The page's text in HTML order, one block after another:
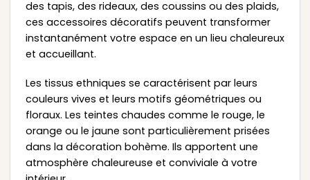
des tapis, des rideaux, des coussins ou des plaids,
ces accessoires décoratifs peuvent transformer
instantanément votre espace en un lieu chaleureux
et accueillant.
Les tissus ethniques se caractérisent par leurs
couleurs vives et leurs motifs géométriques ou
floraux. Les teintes chaudes comme le rouge, le
orange ou le jaune sont particulièrement prisées
dans la décoration bohème. Ils apportent une
atmosphère chaleureuse et conviviale à votre